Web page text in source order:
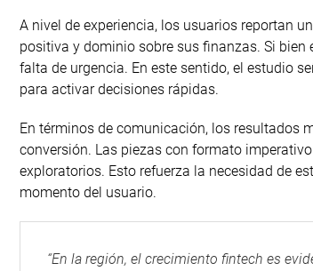
A nivel de experiencia, los usuarios reportan
positiva y dominio sobre sus finanzas. Si
falta de urgencia. En este sentido, el estudio
para activar decisiones rápidas.
En términos de comunicación, los resultados
conversión. Las piezas con formato
exploratorios. Esto refuerza la necesidad de
momento del usuario.
“En la región, el crecimiento fintech es